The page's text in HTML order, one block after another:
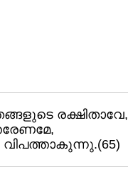
രക്ഷിതാവേ,
വിപത്താകുന്നു.(65)